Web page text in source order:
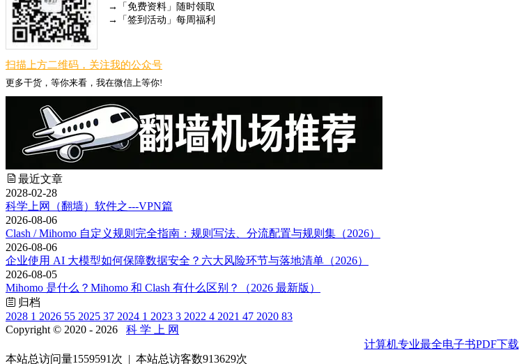
→「免费资料」随时领取
→「签到活动」每周福利
扫描上方二维码，关注我的公众号
更多干货，等你来看，我在微信上等你!
最近文章
2028-02-28
科学上网（翻墙）软件之---VPN篇
2026-08-06
Clash / Mihomo 自定义规则完全指南：规则写法、分流配置与规则集（2026）
2026-08-06
企业使用 AI 大模型如何保障数据安全？六大风险环节与落地清单（2026）
2026-08-05
Mihomo 是什么？Mihomo 和 Clash 有什么区别？（2026 最新版）
归档
2028 1 2026 55 2025 37 2024 1 2023 3 2022 4 2021 47 2020 83
Copyright © 2020 - 2026
科 学 上 网
计算机专业最全电子书PDF下载
本站总访问量1559591 次 | 本站总访客数913629次